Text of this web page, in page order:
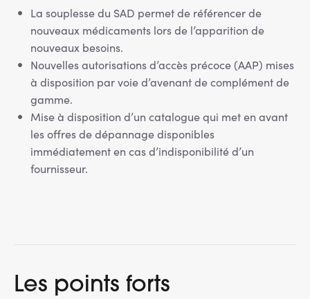
La souplesse du SAD permet de référencer de
nouveaux médicaments lors de l’apparition de
nouveaux besoins.
Nouvelles autorisations d’accès précoce (AAP) mises
à disposition par voie d’avenant de complément de
gamme.
Mise à disposition d’un catalogue qui met en avant
les offres de dépannage disponibles
immédiatement en cas d’indisponibilité d’un
fournisseur.
Les points forts